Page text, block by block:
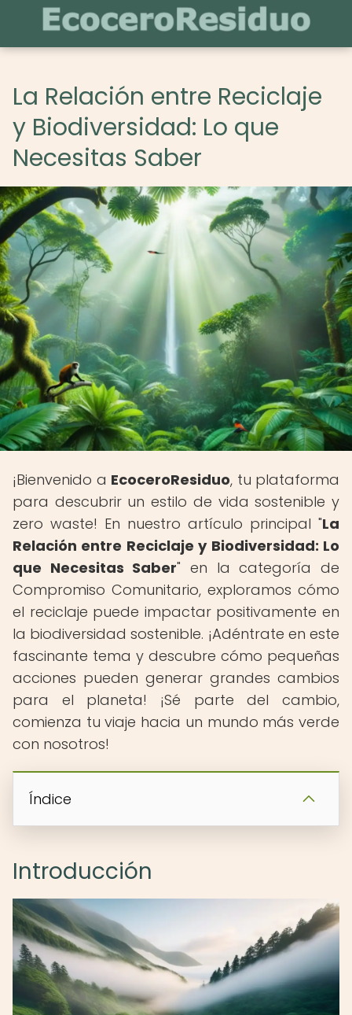
La Relación entre Reciclaje
y Biodiversidad: Lo que
Necesitas Saber
¡Bienvenido a EcoceroResiduo, tu plataforma
para descubrir un estilo de vida sostenible y
zero waste! En nuestro artículo principal "La
Relación entre Reciclaje y Biodiversidad: Lo
que Necesitas Saber" en la categoría de
Compromiso Comunitario, exploramos cómo
el reciclaje puede impactar positivamente en
la biodiversidad sostenible. ¡Adéntrate en este
fascinante tema y descubre cómo pequeñas
acciones pueden generar grandes cambios
para el planeta! ¡Sé parte del cambio,
comienza tu viaje hacia un mundo más verde
con nosotros!
Índice
Introducción